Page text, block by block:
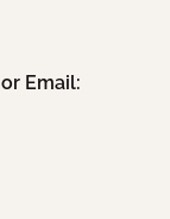
or Email: